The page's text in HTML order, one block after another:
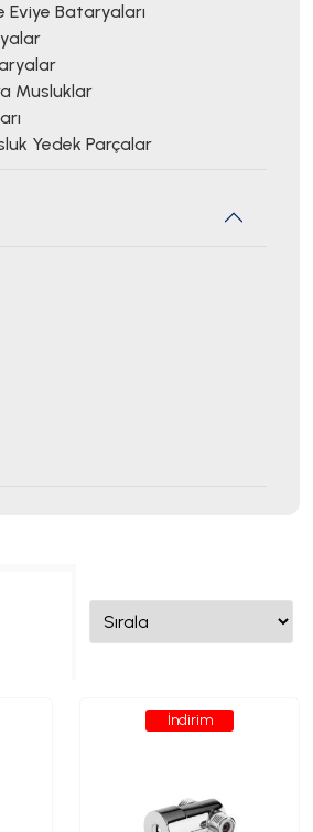
Bataryaları
Musluklar
Yedek Parçalar
İndirim